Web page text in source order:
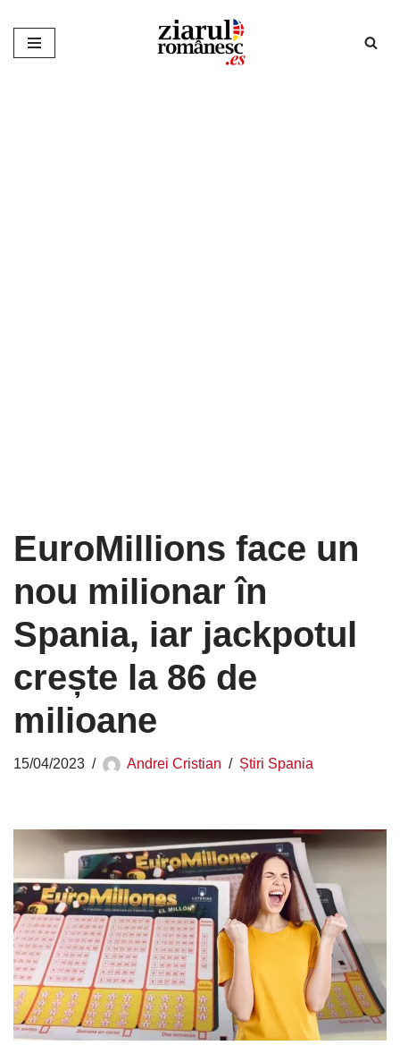
Sari
EuroMillions face un
nou milionar în
Spania, iar jackpotul
crește la 86 de
milioane
15/04/2023 Andrei Cristian Știri Spania